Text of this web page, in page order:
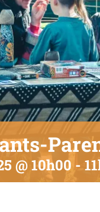
@ 10h00-